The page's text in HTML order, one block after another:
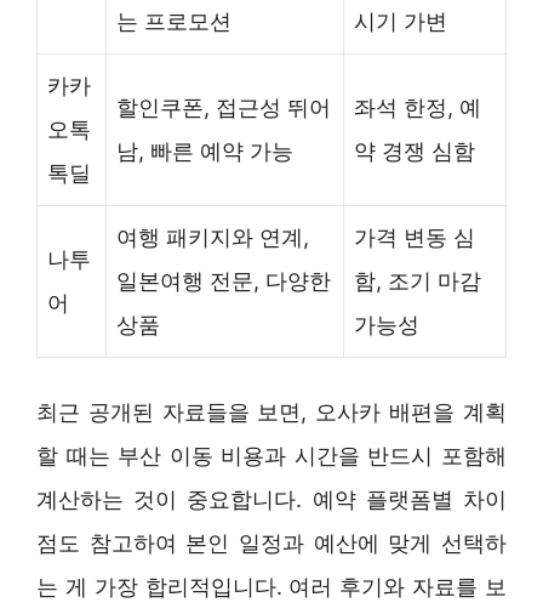
는 프로모션 시기 가변
카카
오톡
톡딜
할인쿠폰, 접근성 뛰어
남, 빠른 예약 가능
좌석 한정, 예
약 경쟁 심함
나투
어
여행 패키지와 연계,
일본여행 전문, 다양한
상품
가격 변동 심
함, 조기 마감
가능성
최근 공개된 자료들을 보면, 오사카 배편을 계획
할 때는 부산 이동 비용과 시간을 반드시 포함해
계산하는 것이 중요합니다. 예약 플랫폼별 차이
점도 참고하여 본인 일정과 예산에 맞게 선택하
는 게 가장 합리적입니다. 여러 후기와 자료를 보